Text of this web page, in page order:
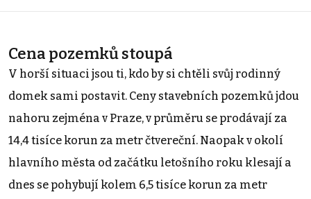
Cena pozemků stoupá
V horší situaci jsou ti, kdo by si chtěli svůj rodinný
domek sami postavit. Ceny stavebních pozemků jdou
nahoru zejména v Praze, v průměru se prodávají za
14,4 tisíce korun za metr čtvereční. Naopak v okolí
hlavního města od začátku letošního roku klesají a
dnes se pohybují kolem 6,5 tisíce korun za metr